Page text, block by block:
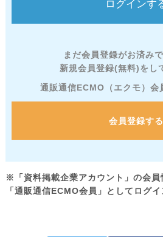
まだ会員登録がお済み
新規会員登録(無料)をし
通販通信ECMO（エクモ）会
会員登録する
※「資料掲載企業アカウント」の会員
「通販通信ECMO会員」としてログイ